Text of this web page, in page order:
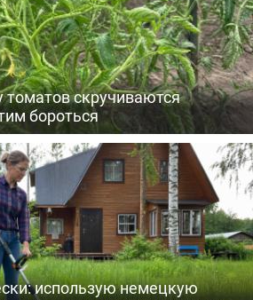
томатов скручиваются
бороться
использую немецкую